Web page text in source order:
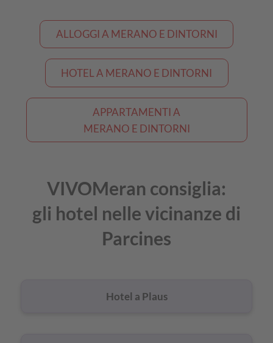
ALLOGGI A MERANO E DINTORNI
HOTEL A MERANO E DINTORNI
APPARTAMENTI A
MERANO E DINTORNI
VIVOMeran consiglia:
gli hotel nelle vicinanze di
Parcines
Hotel a Plaus